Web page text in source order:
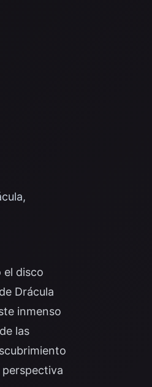
el disco
Drácula
inmenso
las